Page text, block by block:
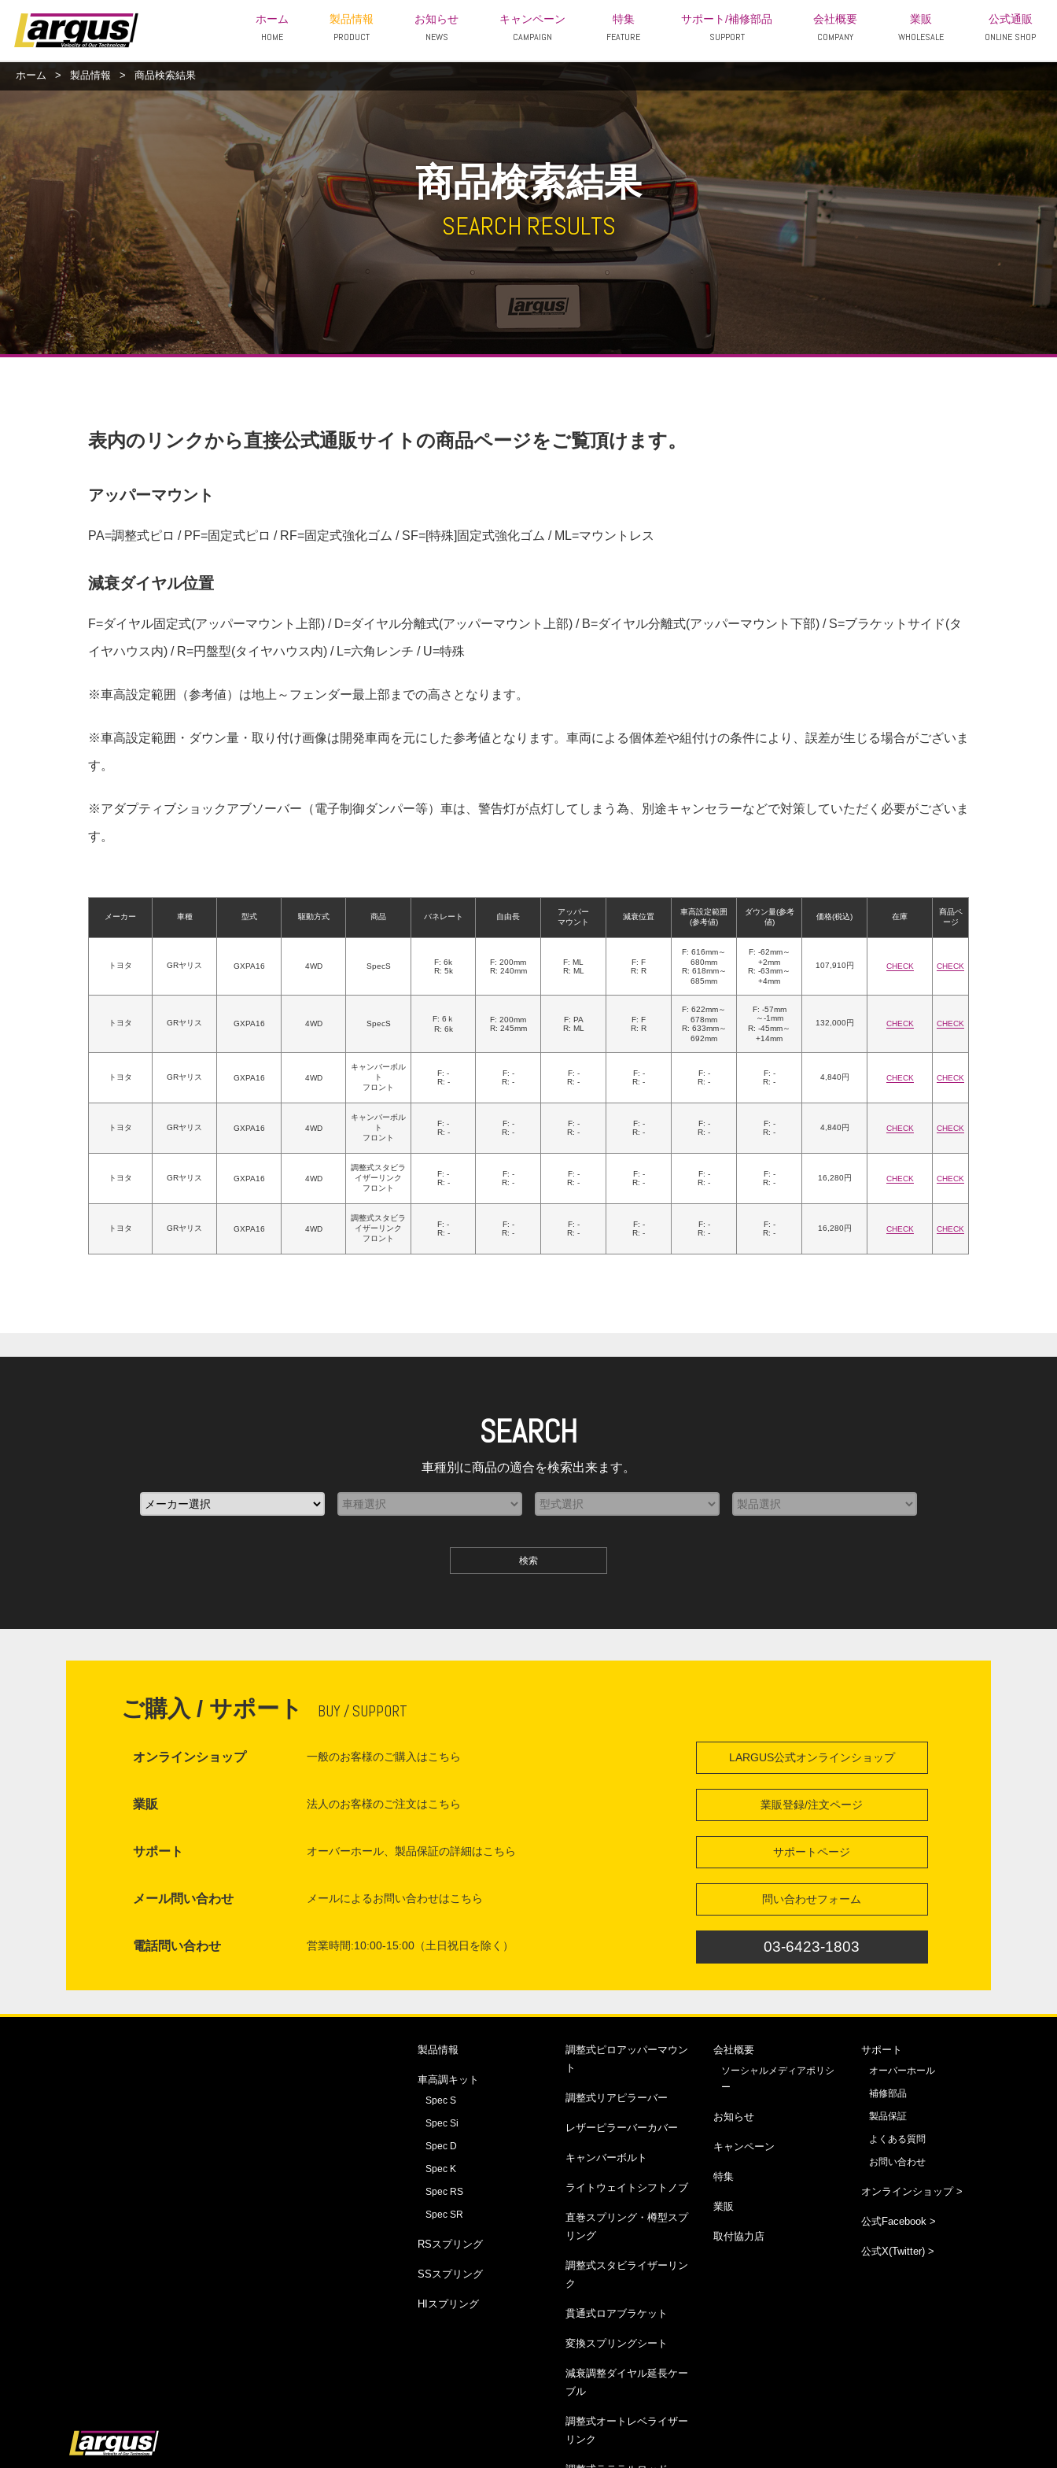
ホーム
HOME
製品情報
PRODUCT
お知らせ
NEWS
キャンペーン
CAMPAIGN
特集
FEATURE
サポート/補修部品
SUPPORT
会社概要
COMPANY
業販
WHOLESALE
公式通販
ONLINE SHOP
ホーム > 製品情報 > 商品検索結果
商品検索結果
SEARCH RESULTS
表内のリンクから直接公式通販サイトの商品ページをご覧頂けます。
アッパーマウント
PA=調整式ピロ / PF=固定式ピロ / RF=固定式強化ゴム / SF=[特殊]固定式強化ゴム / ML=マウントレス
減衰ダイヤル位置
F=ダイヤル固定式(アッパーマウント上部) / D=ダイヤル分離式(アッパーマウント上部) / B=ダイヤル分離式(アッパーマウント下部) / S=ブラケットサイド(タ
イヤハウス内) / R=円盤型(タイヤハウス内) / L=六角レンチ / U=特殊
※車高設定範囲（参考値）は地上～フェンダー最上部までの高さとなります。
※車高設定範囲・ダウン量・取り付け画像は開発車両を元にした参考値となります。車両による個体差や組付けの条件により、誤差が生じる場合がございま
す。
※アダプティブショックアブソーバー（電子制御ダンパー等）車は、警告灯が点灯してしまう為、別途キャンセラーなどで対策していただく必要がございま
す。
メーカー 車種 型式 駆動方式 商品 バネレート 自由長
アッパー
マウント
減衰位置
車高設定範囲
(参考値)
ダウン量(参考
値)
価格(税込) 在庫
商品ペ
ージ
トヨタ GRヤリス GXPA16 4WD SpecS
F: 6k
R: 5k
F: 200mm
R: 240mm
F: ML
R: ML
F: F
R: R
F: 616mm～
680mm
R: 618mm～
685mm
F: -62mm～
+2mm
R: -63mm～
+4mm
107,910円 CHECK CHECK
トヨタ GRヤリス GXPA16 4WD SpecS
F: 6ｋ
R: 6k
F: 200mm
R: 245mm
F: PA
R: ML
F: F
R: R
F: 622mm～
678mm
R: 633mm～
692mm
F: -57mm
～-1mm
R: -45mm～
+14mm
132,000円 CHECK CHECK
トヨタ GRヤリス GXPA16 4WD
キャンバーボル
ト
フロント
F: -
R: -
F: -
R: -
F: -
R: -
F: -
R: -
F: -
R: -
F: -
R: -
4,840円 CHECK CHECK
トヨタ GRヤリス GXPA16 4WD
キャンバーボル
ト
フロント
F: -
R: -
F: -
R: -
F: -
R: -
F: -
R: -
F: -
R: -
F: -
R: -
4,840円 CHECK CHECK
トヨタ GRヤリス GXPA16 4WD
調整式スタビラ
イザーリンク
フロント
F: -
R: -
F: -
R: -
F: -
R: -
F: -
R: -
F: -
R: -
F: -
R: -
16,280円 CHECK CHECK
トヨタ GRヤリス GXPA16 4WD
調整式スタビラ
イザーリンク
フロント
F: -
R: -
F: -
R: -
F: -
R: -
F: -
R: -
F: -
R: -
F: -
R: -
16,280円 CHECK CHECK
SEARCH
車種別に商品の適合を検索出来ます。
ご購入 / サポート BUY / SUPPORT
オンラインショップ 一般のお客様のご購入はこちら LARGUS公式オンラインショップ
業販 法人のお客様のご注文はこちら 業販登録/注文ページ
サポート オーバーホール、製品保証の詳細はこちら サポートページ
メール問い合わせ メールによるお問い合わせはこちら 問い合わせフォーム
電話問い合わせ 営業時間:10:00-15:00（土日祝日を除く） 03-6423-1803
製品情報
車高調キット
Spec S
Spec Si
Spec D
Spec K
Spec RS
Spec SR
RSスプリング
SSスプリング
HIスプリング
調整式ピロアッパーマウン
ト
調整式リアピラーバー
レザーピラーバーカバー
キャンバーボルト
ライトウェイトシフトノブ
直巻スプリング・樽型スプ
リング
調整式スタビライザーリン
ク
貫通式ロアブラケット
変換スプリングシート
減衰調整ダイヤル延長ケー
ブル
調整式オートレベライザー
リンク
会社概要
ソーシャルメディアポリシ
ー
お知らせ
キャンペーン
特集
業販
取付協力店
サポート
オーバーホール
補修部品
製品保証
よくある質問
お問い合わせ
オンラインショップ >
公式Facebook >
公式X(Twitter) >